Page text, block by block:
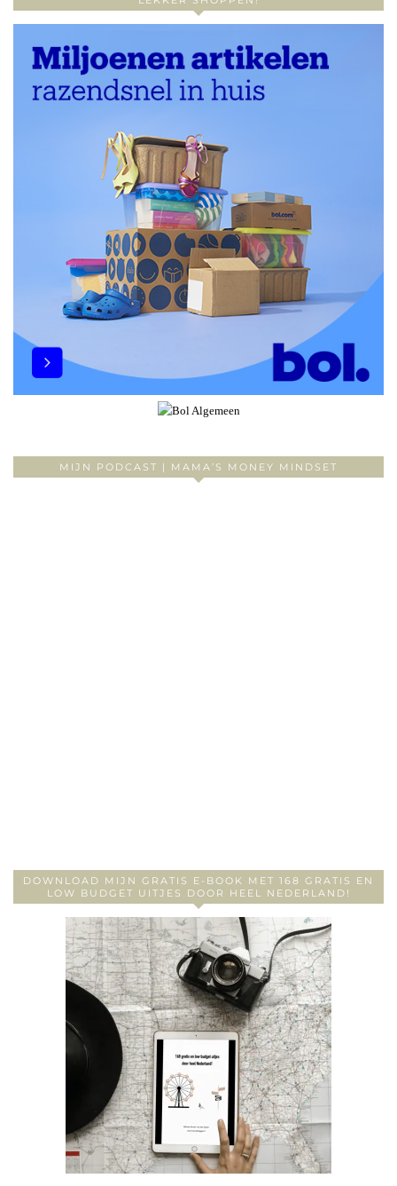
MIJN PODCAST | MAMA’S MONEY MINDSET
DOWNLOAD MIJN GRATIS E-BOOK MET 168 GRATIS EN
LOW BUDGET UITJES DOOR HEEL NEDERLAND!